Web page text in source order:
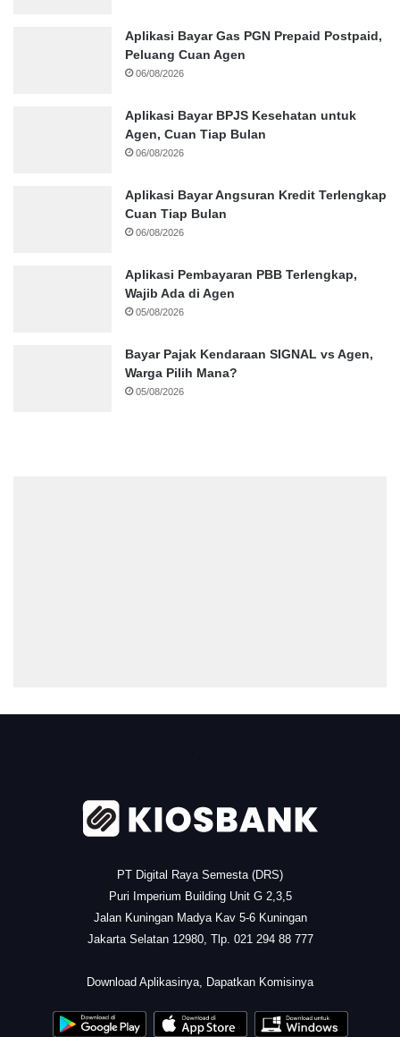
Aplikasi Bayar Gas PGN Prepaid Postpaid,
Peluang Cuan Agen
06/08/2026
Aplikasi Bayar BPJS Kesehatan untuk
Agen, Cuan Tiap Bulan
06/08/2026
Aplikasi Bayar Angsuran Kredit Terlengkap
Cuan Tiap Bulan
06/08/2026
Aplikasi Pembayaran PBB Terlengkap,
Wajib Ada di Agen
05/08/2026
Bayar Pajak Kendaraan SIGNAL vs Agen,
Warga Pilih Mana?
05/08/2026
PT Digital Raya Semesta (DRS)
Puri Imperium Building Unit G 2,3,5
Jalan Kuningan Madya Kav 5-6 Kuningan
Jakarta Selatan 12980, Tlp. 021 294 88 777
Download Aplikasinya, Dapatkan Komisinya